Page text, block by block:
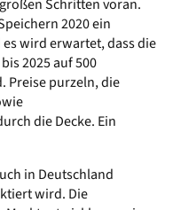
Schritten voran.
2020 ein
wird erwartet, dass die
2025 auf 500
Preise purzeln, die
die Decke. Ein
in Deutschland
wird. Die